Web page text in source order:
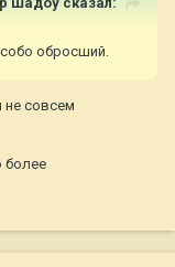
обросший.
не совсем
более